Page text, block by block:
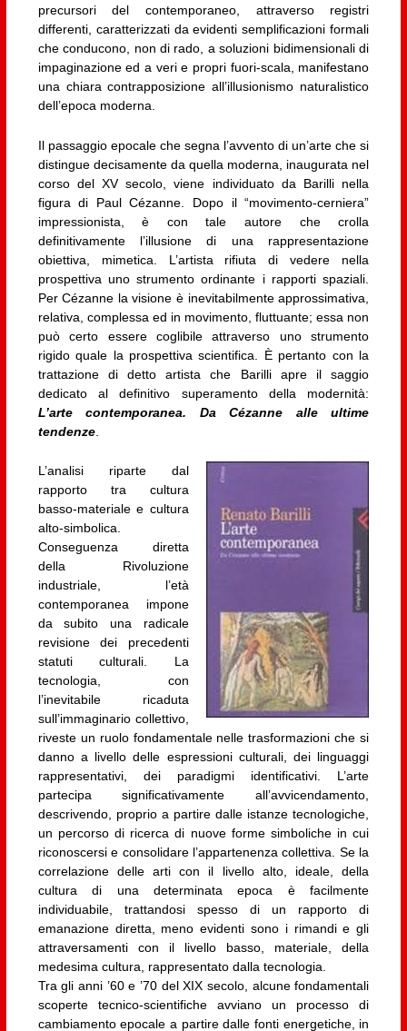
precursori del contemporaneo, attraverso registri
differenti, caratterizzati da evidenti semplificazioni formali
che conducono, non di rado, a soluzioni bidimensionali di
impaginazione ed a veri e propri fuori-scala, manifestano
una chiara contrapposizione all’illusionismo naturalistico
dell’epoca moderna.
Il passaggio epocale che segna l’avvento di un’arte che si
distingue decisamente da quella moderna, inaugurata nel
corso del XV secolo, viene individuato da Barilli nella
figura di Paul Cézanne. Dopo il “movimento-cerniera”
impressionista, è con tale autore che crolla
definitivamente l’illusione di una rappresentazione
obiettiva, mimetica. L’artista rifiuta di vedere nella
prospettiva uno strumento ordinante i rapporti spaziali.
Per Cézanne la visione è inevitabilmente approssimativa,
relativa, complessa ed in movimento, fluttuante; essa non
può certo essere coglibile attraverso uno strumento
rigido quale la prospettiva scientifica. È pertanto con la
trattazione di detto artista che Barilli apre il saggio
dedicato al definitivo superamento della modernità:
L’arte contemporanea. Da Cézanne alle ultime
tendenze.
L’analisi riparte dal
rapporto tra cultura
basso-materiale e cultura
alto-simbolica.
Conseguenza diretta
della Rivoluzione
industriale, l’età
contemporanea impone
da subito una radicale
revisione dei precedenti
statuti culturali. La
tecnologia, con
l’inevitabile ricaduta
sull’immaginario collettivo,
riveste un ruolo fondamentale nelle trasformazioni che si
danno a livello delle espressioni culturali, dei linguaggi
rappresentativi, dei paradigmi identificativi. L’arte
partecipa significativamente all’avvicendamento,
descrivendo, proprio a partire dalle istanze tecnologiche,
un percorso di ricerca di nuove forme simboliche in cui
riconoscersi e consolidare l’appartenenza collettiva. Se la
correlazione delle arti con il livello alto, ideale, della
cultura di una determinata epoca è facilmente
individuabile, trattandosi spesso di un rapporto di
emanazione diretta, meno evidenti sono i rimandi e gli
attraversamenti con il livello basso, materiale, della
medesima cultura, rappresentato dalla tecnologia.
Tra gli anni ’60 e ’70 del XIX secolo, alcune fondamentali
scoperte tecnico-scientifiche avviano un processo di
cambiamento epocale a partire dalle fonti energetiche, in